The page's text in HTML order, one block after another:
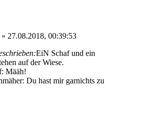
» 27.08.2018, 00:39:53
EiN Schaf und ein
auf der Wiese.
Määh!
Du hast mir garnichts zu